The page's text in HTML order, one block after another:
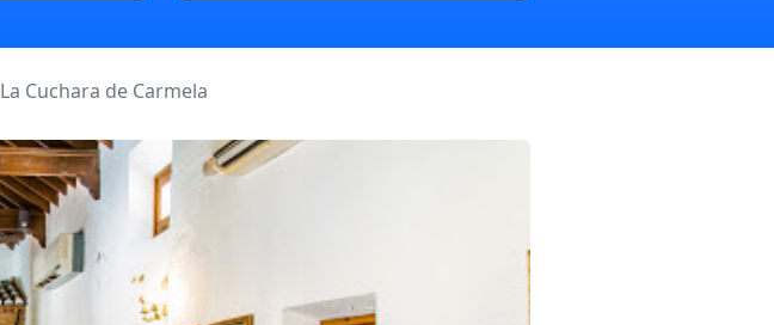
La Cuchara de Carmela